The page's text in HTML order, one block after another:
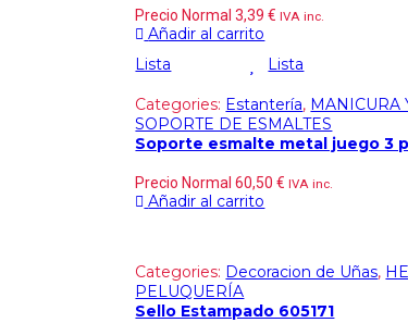
Precio Normal3,39€ IVA inc.
Añadir al carrito
Lista
Lista
Categories: Estantería, MANICURA
SOPORTE DE ESMALTES
Soporte esmalte metal juego 3
Precio Normal60,50€ IVA inc.
Añadir al carrito
Categories: Decoracion de Uñas,
PELUQUERÍA
Sello Estampado 605171